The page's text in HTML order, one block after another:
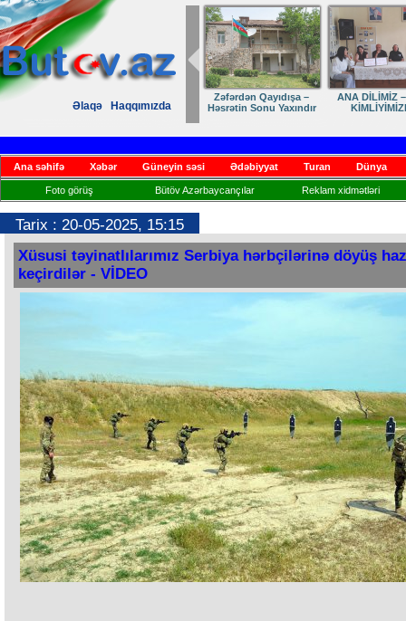
Əlaqə Haqqımızda
Zəfərdən Qayıdışa –
Həsrətin Sonu Yaxındır
ANA DİLİMİZ
Ana səhifə Xəbər Güneyin səsi Ədəbiyyat Turan Dünya
Foto görüş Bütöv Azərbaycançılar Reklam xidmətləri
Tarix : 20-05-2025, 15:15
Xüsusi təyinatlılarımız Serbiya hərbçilərinə döyüş
keçirdilər - VİDEO